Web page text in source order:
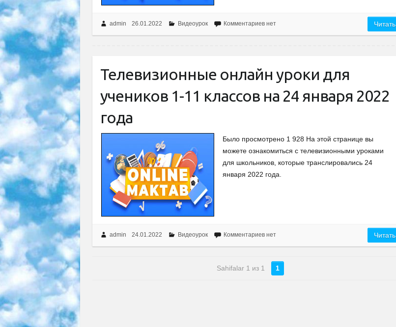
admin 26.01.2022 Видеоурок Комментариев нет Читать
Телевизионные онлайн уроки для
учеников 1-11 классов на 24 января 2022
года
Было просмотрено 1 928 На этой странице вы
можете ознакомиться с телевизионными уроками
для школьников, которые транслировались 24
января 2022 года.
admin 24.01.2022 Видеоурок Комментариев нет Читать
Sahifalar 1 из 1 1